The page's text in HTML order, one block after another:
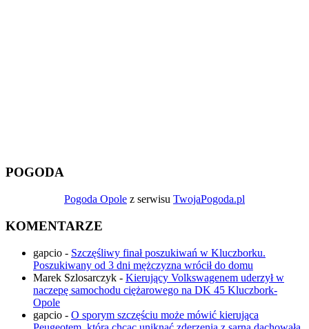
POGODA
Pogoda Opole z serwisu TwojaPogoda.pl
KOMENTARZE
gapcio - Szczęśliwy finał poszukiwań w Kluczborku.
Poszukiwany od 3 dni mężczyzna wrócił do domu
Marek Szlosarczyk - Kierujący Volkswagenem uderzył w
naczepę samochodu ciężarowego na DK 45 Kluczbork-
Opole
gapcio - O sporym szczęściu może mówić kierująca